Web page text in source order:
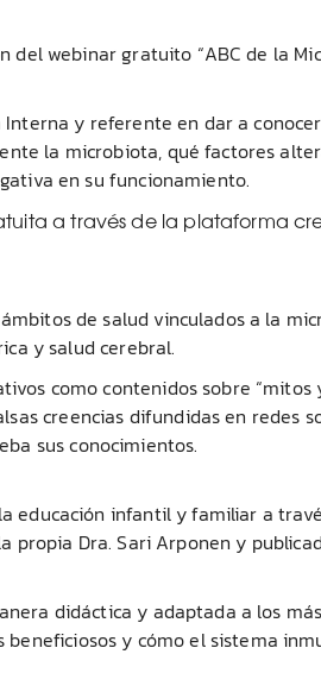
del webinar gratuito “ABC de la
y referente en dar a
la microbiota, qué factores
en su funcionamiento.
a través de la plataforma
de salud vinculados a la
y salud cerebral.
como contenidos sobre “mitos
creencias difundidas en redes
sus conocimientos.
educación infantil y familiar a
propia Dra. Sari Arponen y
didáctica y adaptada a los
y cómo el sistema